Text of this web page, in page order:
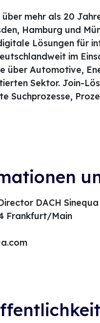
mehr als 20
Hamburg und
Lösungen für
im
über Automotive,
Sektor. Join-
Suchprozesse,
DACH Sinequa
Frankfurt/Main